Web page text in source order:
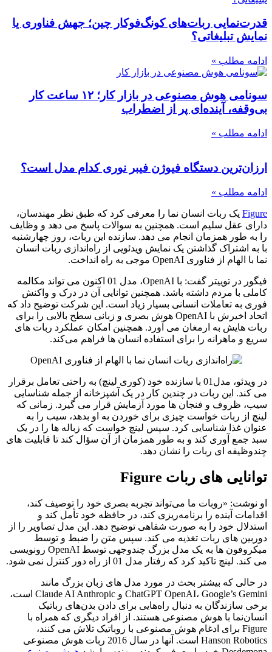
قدرت‌نمایی ربات‌های کونگ‌فوکار چین؛ جهش فناوری یا
نمایش تبلیغاتی؟
ادامه مطلب »
سونامی هوش مصنوعی در بازار کار؛ ۱۲ ساعت کار
بی‌وقفه، آینده‌ای پر از اضطراب
ادامه مطلب »
ارزان‌ترین دستگاه فیوژن فیبر نوری کدام مدل است؟
ادامه مطلب »
Figure یک ربات انسان نما را معرفی کرد که طبق نظر مهندسان،
دارای عقل سلیم است. همچنین به سوالات پاسخ می دهد و وظایف
را به طور همزمان انجام می دهد. سازنده این ربات، روز چهارشنبه
با به اشتراک گذاشتن یک نمایش ویدئویی از راه‌اندازی ربات انسان
نما با الهام از فناوری OpenAI موجی به راه انداخت.
فیگور در توییتر گفت: با OpenAI، مدل 01 اکنون می‌ تواند مکالمه
کاملی با مردم داشته باشد. همچنین توانایی آن در درک و واکنش
فوری به تعاملات انسانی بسیار زیاد است. این شرکت توضیح داد که
اتحاد اخیرش با OpenAI هوش بصری و زبانی سطح بالایی را برای
ربات‌ هایش به ارمغان می‌ آورد. همچنین امکان عملکرد ربات‌ های
سریع و ماهرانه را برای استفاده انسان ها فراهم می‌کند.
در ویدئو، مدل01 با سازنده خود (کوری لینچ) به راحتی تعامل برقرار
می کند. این ربات در چندین کار در یک آشپزخانه از جمله شناسایی
سیب، ظروف و فنجان ها مورد آزمایش قرار می گیرد. زمانی که
لینچ از ربات خواست چیزی برای خوردن به او بدهد، سیب را به
عنوان غذا شناسایی کرد. سپس لینچ خواست که زباله‌ ها را در یک
سبد جمع‌ آوری کند و به طور همزمان از آن سؤال کند تا قابلیت‌ های
چندوظیفه‌ ای ربات را نشان دهد.
توانایی های ربات Figure
او نوشت: «روبات ما می‌تواند تجربه بصری خود را توصیف کند،
اقدامات آینده را برنامه‌ریزی کند، در حافظه خود تأمل کند و
استدلال خود را به صورت شفاهی توضیح دهد. این مدل تصاویر را از
دوربین های ربات تغذیه می کند. سپس متن را ضبط و توسط
میکروفون ها به یک مدل بزرگ چندوجهی توسط OpenAI رونویسی
می کند. لینچ تاکید کرد که رفتار مدل 01 از راه دور کنترل نمی شود.
در حالی که بیشتر بحث در مورد مدل‌ های زبان بزرگ مانند
ChatGPT OpenAI، Google’s Gemini و Claude AI Anthropic است،
برخی سازندگان به دنبال راه‌هایی برای دادن بدن‌های رباتیک
انسان‌نما با هوش مصنوعی هستند. از افراد دیگری که همراه با
Figure برای ادغام هوش مصنوعی با روباتیک تلاش می کنند،
Hanson Robotics است. آنها در سال 2016 ربات هوش مصنوعی